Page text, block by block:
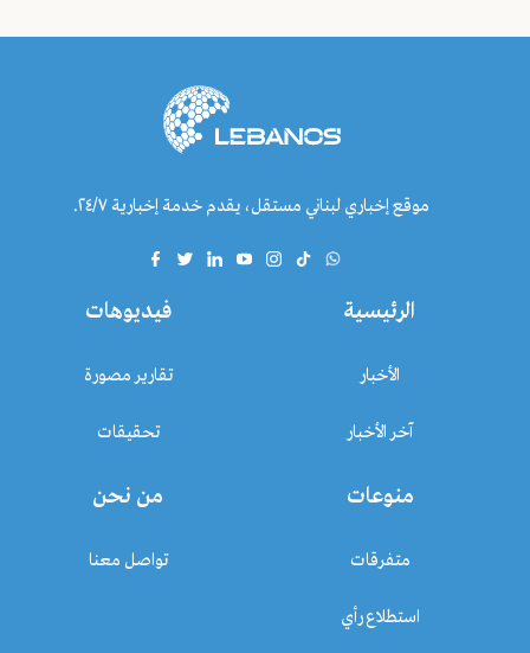
موقع إخباري لبناني مستقل، يقدم خدمة إخبارية ٢٤/٧.
الرئيسية
الأخبار
آخر الأخبار
فيديوهات
تقارير مصورة
تحقيقات
منوعات
متفرقات
استطلاع رأي
من نحن
تواصل معنا